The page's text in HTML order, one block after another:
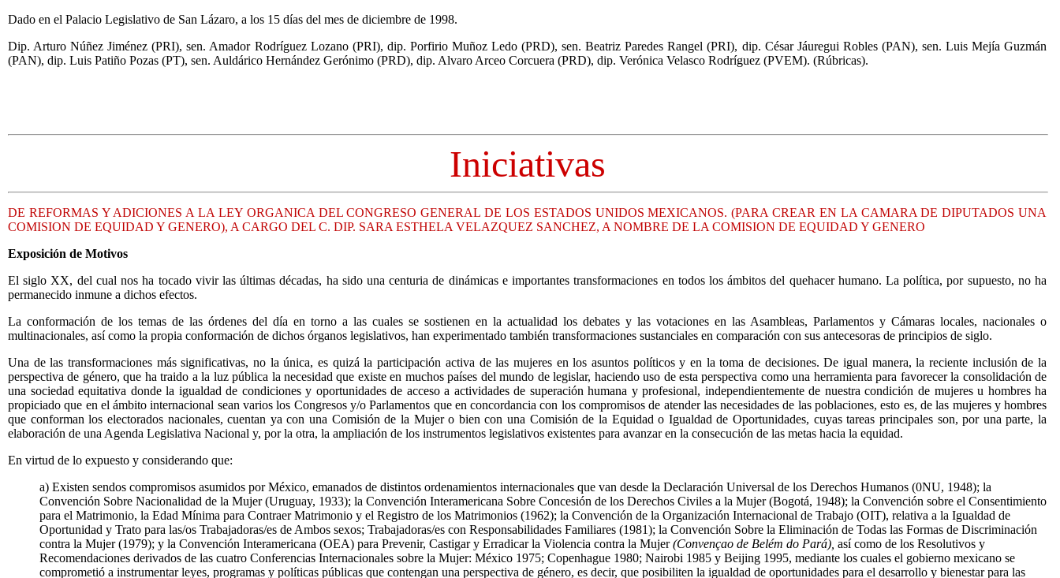
Dado en el Palacio Legislativo de San Lázaro, a los 15 días del mes de diciembre de 1998.
Dip. Arturo Núñez Jiménez (PRI), sen. Amador Rodríguez Lozano (PRI), dip. Porfirio Muñoz Ledo (PRD), sen. Beatriz Paredes Rangel (PRI), dip. César Jáuregui Robles (PAN), sen. Luis Mejía Guzmán
(PAN), dip. Luis Patiño Pozas (PT), sen. Auldárico Hernández Gerónimo (PRD), dip. Alvaro Arceo Corcuera (PRD), dip. Verónica Velasco Rodríguez (PVEM). (Rúbricas).
Iniciativas
DE REFORMAS Y ADICIONES A LA LEY ORGANICA DEL CONGRESO GENERAL DE LOS ESTADOS UNIDOS MEXICANOS. (PARA CREAR EN LA CAMARA DE DIPUTADOS UNA
COMISION DE EQUIDAD Y GENERO), A CARGO DEL C. DIP. SARA ESTHELA VELAZQUEZ SANCHEZ, A NOMBRE DE LA COMISION DE EQUIDAD Y GENERO
Exposición de Motivos
El siglo XX, del cual nos ha tocado vivir las últimas décadas, ha sido una centuria de dinámicas e importantes transformaciones en todos los ámbitos del quehacer humano. La política, por supuesto, no ha
permanecido inmune a dichos efectos.
La conformación de los temas de las órdenes del día en torno a las cuales se sostienen en la actualidad los debates y las votaciones en las Asambleas, Parlamentos y Cámaras locales, nacionales o
multinacionales, así como la propia conformación de dichos órganos legislativos, han experimentado también transformaciones sustanciales en comparación con sus antecesoras de principios de siglo.
Una de las transformaciones más significativas, no la única, es quizá la participación activa de las mujeres en los asuntos políticos y en la toma de decisiones. De igual manera, la reciente inclusión de la
perspectiva de género, que ha traido a la luz pública la necesidad que existe en muchos países del mundo de legislar, haciendo uso de esta perspectiva como una herramienta para favorecer la consolidación de
una sociedad equitativa donde la igualdad de condiciones y oportunidades de acceso a actividades de superación humana y profesional, independientemente de nuestra condición de mujeres u hombres ha
propiciado que en el ámbito internacional sean varios los Congresos y/o Parlamentos que en concordancia con los compromisos de atender las necesidades de las poblaciones, esto es, de las mujeres y hombres
que conforman los electorados nacionales, cuentan ya con una Comisión de la Mujer o bien con una Comisión de la Equidad o Igualdad de Oportunidades, cuyas tareas principales son, por una parte, la
elaboración de una Agenda Legislativa Nacional y, por la otra, la ampliación de los instrumentos legislativos existentes para avanzar en la consecución de las metas hacia la equidad.
En virtud de lo expuesto y considerando que:
a) Existen sendos compromisos asumidos por México, emanados de distintos ordenamientos internacionales que van desde la Declaración Universal de los Derechos Humanos (0NU, 1948); la
Convención Sobre Nacionalidad de la Mujer (Uruguay, 1933); la Convención Interamericana Sobre Concesión de los Derechos Civiles a la Mujer (Bogotá, 1948); la Convención sobre el Consentimiento
para el Matrimonio, la Edad Mínima para Contraer Matrimonio y el Registro de los Matrimonios (1962); la Convención de la Organización Internacional de Trabajo (OIT), relativa a la Igualdad de
Oportunidad y Trato para las/os Trabajadoras/es de Ambos sexos; Trabajadoras/es con Responsabilidades Familiares (1981); la Convención Sobre la Eliminación de Todas las Formas de Discriminación
contra la Mujer (1979); y la Convención Interamericana (OEA) para Prevenir, Castigar y Erradicar la Violencia contra la Mujer(Convençao de Belém do Pará), así como de los Resolutivos y
Recomendaciones derivados de las cuatro Conferencias Internacionales sobre la Mujer: México 1975; Copenhague 1980; Nairobi 1985 y Beijing 1995, mediante los cuales el gobierno mexicano se
comprometió a instrumentar leyes, programas y políticas públicas que contengan una perspectiva de género, es decir, que posibiliten la igualdad de oportunidades para el desarrollo y bienestar para las